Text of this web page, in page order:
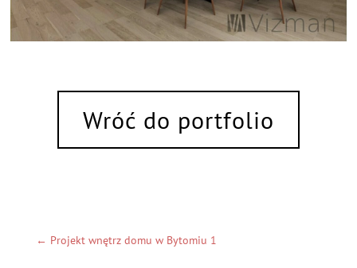
Wróć do portfolio
← Projekt wnętrz domu w Bytomiu 1